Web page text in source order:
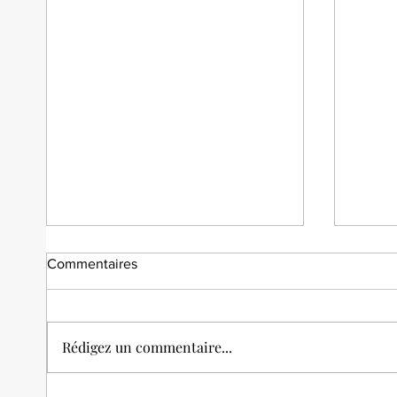
Commentaires
Rédigez un commentaire...